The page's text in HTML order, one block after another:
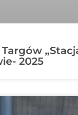
Targów
2025